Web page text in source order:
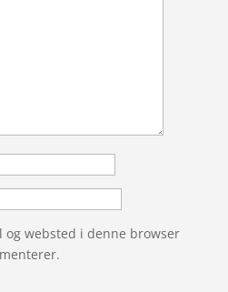
og websted i denne browser